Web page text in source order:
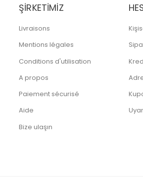
ŞIRKETIMIZ
Livraisons
Mentions légales
Conditions d'utilisation
A propos
Paiement sécurisé
Aide
Bize ulaşın